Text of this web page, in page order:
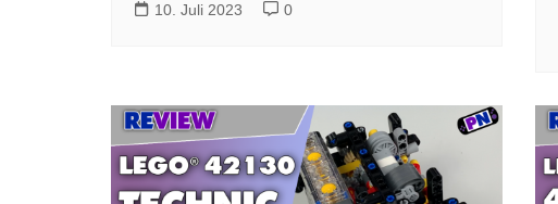
10. Juli 2023 0